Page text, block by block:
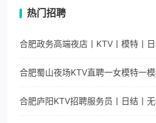
热门招聘
合肥政务高端夜店丨KTV丨模特丨
合肥蜀山夜场KTV直聘一女模特一
合肥庐阳KTV招聘服务员丨日结丨